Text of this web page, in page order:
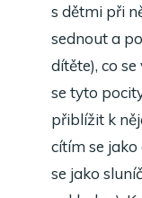
s dětmi při
sednout a
dítěte), co
se tyto
přiblížit k
cítím se
se jako